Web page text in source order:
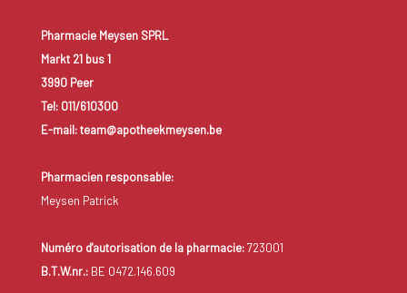
Pharmacie Meysen SPRL
Markt 21 bus 1
3990 Peer
Tel: 011/610300
E-mail: team@apotheekmeysen.be
Pharmacien responsable:
Meysen Patrick
Numéro d'autorisation de la pharmacie:723001
B.T.W.nr.:BE 0472.146.609